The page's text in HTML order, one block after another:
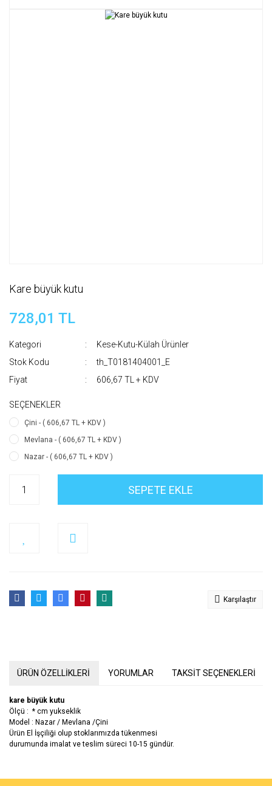
Kare büyük kutu
728,01 TL
Kategori
Kese-Kutu-Külah Ürünler
Stok Kodu
th_T0181404001_E
Fiyat
606,67 TL + KDV
SEÇENEKLER
Çini - ( 606,67 TL + KDV )
Mevlana - ( 606,67 TL + KDV )
Nazar - ( 606,67 TL + KDV )
SEPETE EKLE
Karşılaştır
ÜRÜN ÖZELLİKLERİ YORUMLAR TAKSİT SEÇENEKLERİ
kare büyük kutu
Ölçü : * cm yukseklik
Model : Nazar / Mevlana /Çini
Ürün El İşçiliği olup stoklarımızda tükenmesi
durumunda imalat ve teslim süreci 10-15 gündür.